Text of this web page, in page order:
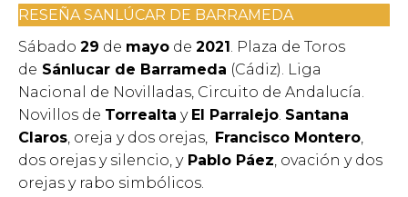
RESEÑA SANLÚCAR DE BARRAMEDA
Sábado 29 de mayo de 2021. Plaza de Toros
de Sánlucar de Barrameda (Cádiz). Liga
Nacional de Novilladas, Circuito de Andalucía.
Novillos de Torrealta y El Parralejo. Santana
Claros, oreja y dos orejas, Francisco Montero,
dos orejas y silencio, yPablo Páez, ovación y dos
orejas y rabo simbólicos.